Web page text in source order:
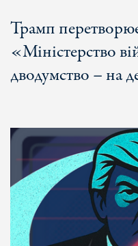
Трамп
«Міністерство
дводумство – на